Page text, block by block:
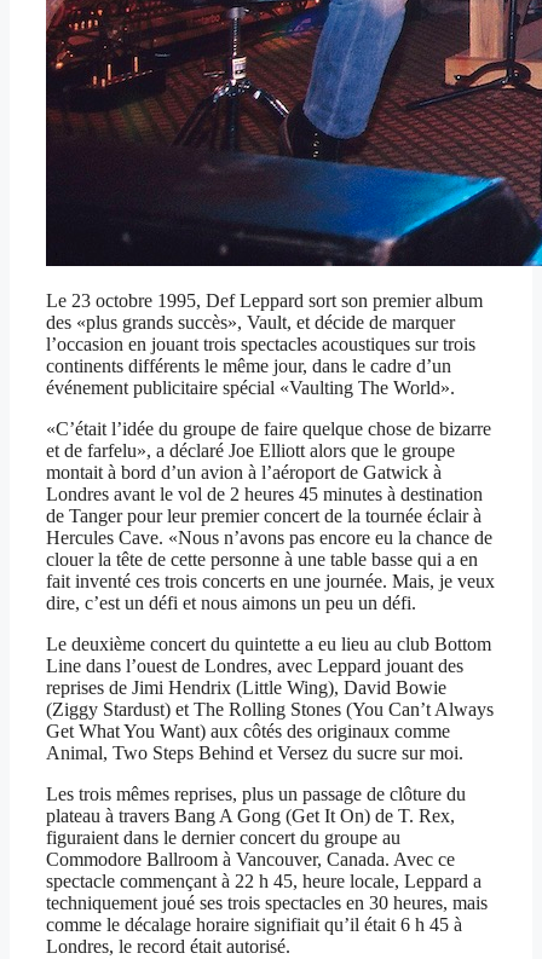
Le 23 octobre 1995, Def Leppard sort son premier album
des «plus grands succès», Vault, et décide de marquer
l’occasion en jouant trois spectacles acoustiques sur trois
continents différents le même jour, dans le cadre d’un
événement publicitaire spécial «Vaulting The World».
«C’était l’idée du groupe de faire quelque chose de bizarre
et de farfelu», a déclaré Joe Elliott alors que le groupe
montait à bord d’un avion à l’aéroport de Gatwick à
Londres avant le vol de 2 heures 45 minutes à destination
de Tanger pour leur premier concert de la tournée éclair à
Hercules Cave. «Nous n’avons pas encore eu la chance de
clouer la tête de cette personne à une table basse qui a en
fait inventé ces trois concerts en une journée. Mais, je veux
dire, c’est un défi et nous aimons un peu un défi.
Le deuxième concert du quintette a eu lieu au club Bottom
Line dans l’ouest de Londres, avec Leppard jouant des
reprises de Jimi Hendrix (Little Wing), David Bowie
(Ziggy Stardust) et The Rolling Stones (You Can’t Always
Get What You Want) aux côtés des originaux comme
Animal, Two Steps Behind et Versez du sucre sur moi.
Les trois mêmes reprises, plus un passage de clôture du
plateau à travers Bang A Gong (Get It On) de T. Rex,
figuraient dans le dernier concert du groupe au
Commodore Ballroom à Vancouver, Canada. Avec ce
spectacle commençant à 22 h 45, heure locale, Leppard a
techniquement joué ses trois spectacles en 30 heures, mais
comme le décalage horaire signifiait qu’il était 6 h 45 à
Londres, le record était autorisé.